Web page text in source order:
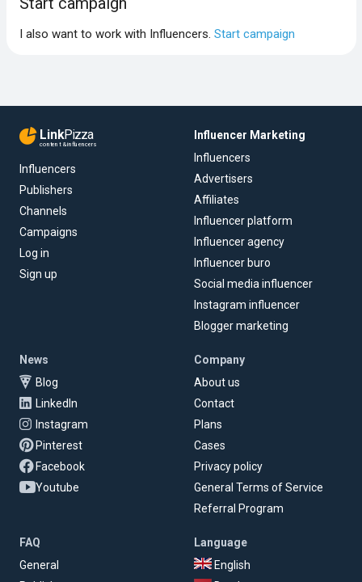
I also want to work with Influencers. Start campaign
LinkPizza
content & influencers
Influencers
Publishers
Channels
Campaigns
Log in
Sign up
Influencer Marketing
Influencers
Advertisers
Affiliates
Influencer platform
Influencer agency
Influencer buro
Social media influencer
Instagram influencer
Blogger marketing
News
Blog
LinkedIn
Instagram
Pinterest
Facebook
Youtube
Company
About us
Contact
Plans
Cases
Privacy policy
General Terms of Service
Referral Program
FAQ
General
Language
English